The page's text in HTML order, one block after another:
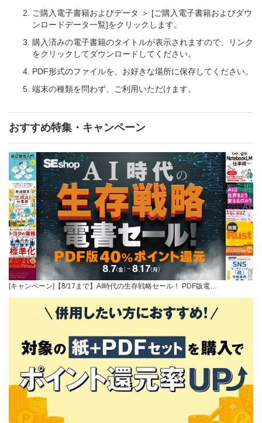
ご購入電子書籍およびデータ ＞ [ご購入電子書籍およびダウ
ンロードデータ一覧]をクリックします。
購入済みの電子書籍のタイトルが表示されますので、リンク
をクリックしてダウンロードしてください。
PDF形式のファイルを、お好きな場所に保存してください。
端末の種類を問わず、ご利用いただけます。
おすすめ特集・キャンペーン
[キャンペーン]【8/17まで】AI時代の生存戦略セール！ PDF版電…